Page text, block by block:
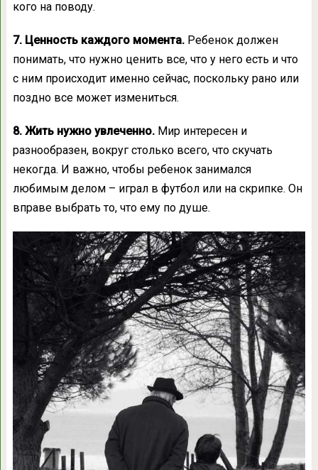
кого на поводу.
7. Ценность каждого момента. Ребенок должен
понимать, что нужно ценить все, что у него есть и что
с ним происходит именно сейчас, поскольку рано или
поздно все может измениться.
8. Жить нужно увлеченно.Мир интересен и
разнообразен, вокруг столько всего, что скучать
некогда. И важно, чтобы ребенок занимался
любимым делом – играл в футбол или на скрипке. Он
вправе выбрать то, что ему по душе.